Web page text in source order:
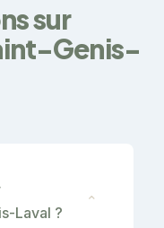
sur
Genis-
Laval ?
⌄